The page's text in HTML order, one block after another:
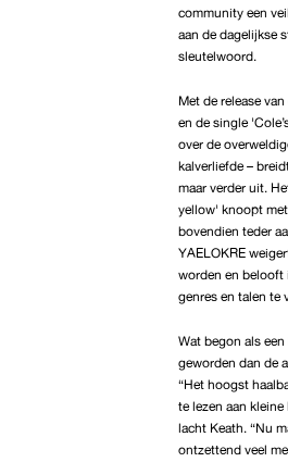
community een
aan de dagelijkse
sleutelwoord.
Met de release
en de single
over de
kalverliefde –
maar verder uit.
yellow' knoopt
bovendien teder
YAELOKRE
worden en belooft
genres en talen te
Wat begon als
geworden dan de
“Het hoogst
te lezen aan
lacht Keath. “Nu
ontzettend veel